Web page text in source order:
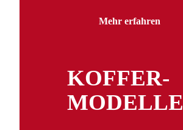
Mehr erfahren
KOFFER­
MODELLE